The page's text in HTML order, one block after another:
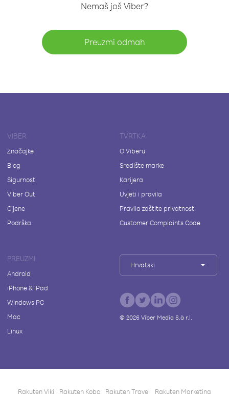
Nemaš još Viber?
Preuzmi odmah
VIBER
Značajke
Blog
Sigurnost
Viber Out
Cijene
Podrška
TVRTKA
O Viberu
Središte marke
Karijera
Uvjeti i pravila
Pravila zaštite privatnosti
Customer Complaints Code
PREUZMI
Android
iPhone & iPad
Windows PC
Mac
Linux
Hrvatski
© 2026Viber Media S.à r.l.
Rakuten Viki Rakuten Kobo Rakuten Travel Rakuten Marketing